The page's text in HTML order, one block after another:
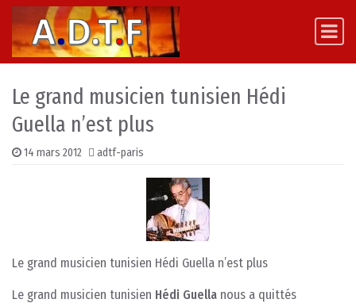
Skip to content
Main Navigation
Le grand musicien tunisien Hédi
Guella n’est plus‎
14 mars 2012 adtf-paris
Le grand musicien tunisien Hédi Guella n’est plus
Le grand musicien tunisien Hédi Guella nous a quittés